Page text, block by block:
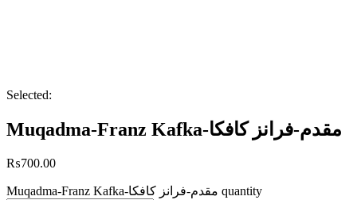
Selected:
Muqadma-Franz Kafka-مقدم-فرانز کافکا
₨700.00
Muqadma-Franz Kafka-مقدم-فرانز کافکا quantity